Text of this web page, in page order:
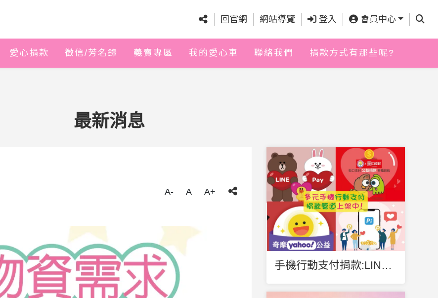
回官網 網站導覽 登入 會員中心 查詢
愛心捐款 徵信/芳名錄 義賣專區 我的愛心車 聯絡我們 捐款方式有那些呢?
最新消息
A-
A A+
手機行動支付捐款:LINE Pay、街口支付、Pi拍錢包、奇摩公益